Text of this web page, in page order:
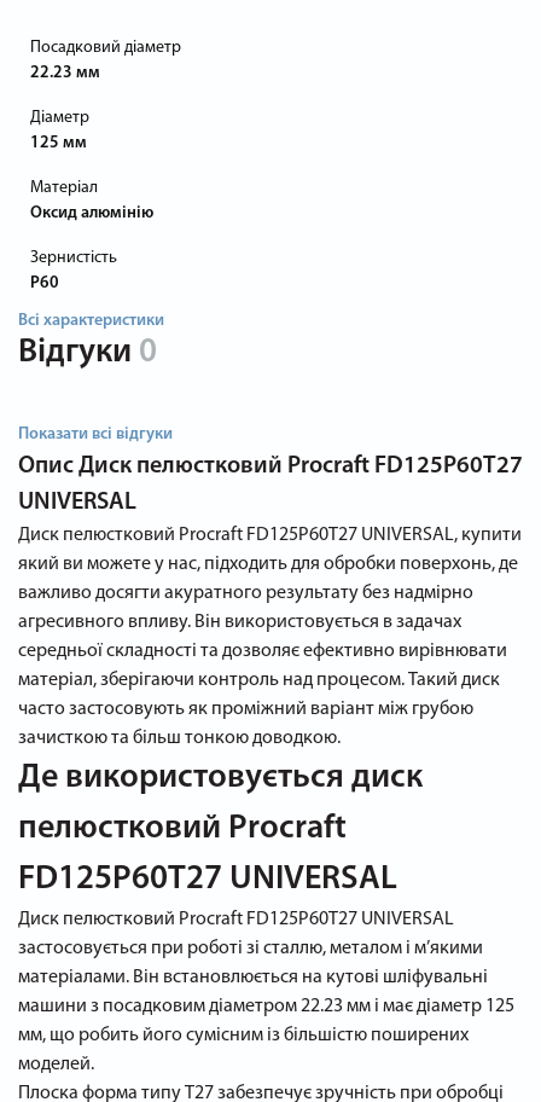
Посадковий діаметр
22.23 мм
Діаметр
125 мм
Матеріал
Оксид алюмінію
Зернистість
P60
Всі характеристики
Відгуки 0
Показати всі відгуки
Опис Диск пелюстковий Procraft FD125P60T27
UNIVERSAL
Диск пелюстковий Procraft FD125P60T27 UNIVERSAL, купити
який ви можете у нас, підходить для обробки поверхонь, де
важливо досягти акуратного результату без надмірно
агресивного впливу. Він використовується в задачах
середньої складності та дозволяє ефективно вирівнювати
матеріал, зберігаючи контроль над процесом. Такий диск
часто застосовують як проміжний варіант між грубою
зачисткою та більш тонкою доводкою.
Де використовується диск
пелюстковий Procraft
FD125P60T27 UNIVERSAL
Диск пелюстковий Procraft FD125P60T27 UNIVERSAL
застосовується при роботі зі сталлю, металом і м’якими
матеріалами. Він встановлюється на кутові шліфувальні
машини з посадковим діаметром 22.23 мм і має діаметр 125
мм, що робить його сумісним із більшістю поширених
моделей.
Плоска форма типу Т27 забезпечує зручність при обробці